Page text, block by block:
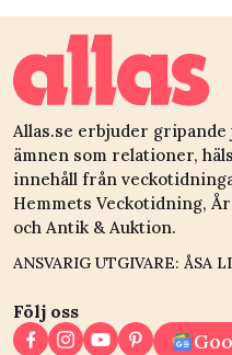
Allas.se erbjuder
ämnen som relationer,
innehåll från
Hemmets Veckotidning,
och Antik & Auktion.
ANSVARIG UTGIVARE: ÅSA
Följ oss